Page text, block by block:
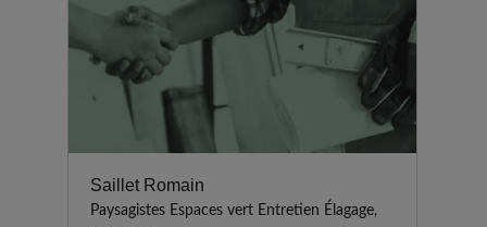
Saillet Romain
Paysagistes Espaces vert Entretien Élagage,